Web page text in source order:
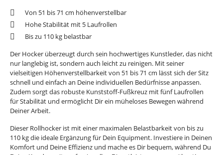
Von 51 bis 71 cm höhenverstellbar
Hohe Stabilität mit 5 Laufrollen
Bis zu 110 kg belastbar
Der Hocker überzeugt durch sein hochwertiges Kunstleder, das nicht
nur langlebig ist, sondern auch leicht zu reinigen. Mit seiner
vielseitigen Höhenverstellbarkeit von 51 bis 71 cm lässt sich der Sitz
schnell und einfach an Deine individuellen Bedürfnisse anpassen.
Zudem sorgt das robuste Kunststoff-Fußkreuz mit fünf Laufrollen
für Stabilität und ermöglicht Dir ein müheloses Bewegen während
Deiner Arbeit.
Dieser Rollhocker ist mit einer maximalen Belastbarkeit von bis zu
110 kg die ideale Ergänzung für Dein Equipment. Investiere in Deinen
Komfort und Deine Effizienz und mache es Dir bequem, während Du